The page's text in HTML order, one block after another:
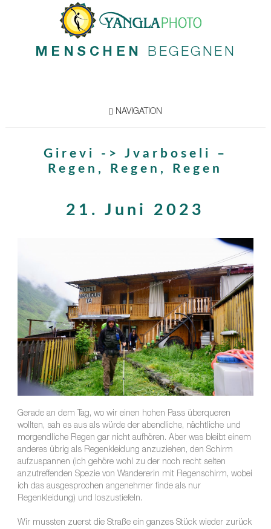
MENSCHEN BEGEGNEN
NAVIGATION
Girevi -> Jvarboseli –
Regen, Regen, Regen
21. Juni 2023
Gerade an dem Tag, wo wir einen hohen Pass überqueren
wollten, sah es aus als würde der abendliche, nächtliche und
morgendliche Regen gar nicht aufhören. Aber was bleibt einem
anderes übrig als Regenkleidung anzuziehen, den Schirm
aufzuspannen (ich gehöre wohl zu der noch recht selten
anzutreffenden Spezie von Wandererin mit Regenschirm, wobei
ich das ausgesprochen angenehmer finde als nur
Regenkleidung) und loszustiefeln.
Wir mussten zuerst die Straße ein ganzes Stück wieder zurück